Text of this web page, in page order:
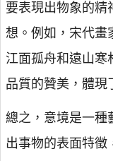
要表現出物象的精
想。例如，宋代畫
江面孤舟和遠山寒
品質的贊美，體現
總之，意境是一種
出事物的表面特徵